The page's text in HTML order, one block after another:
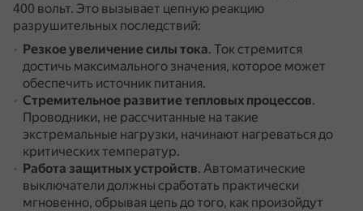
400 вольт. Это вызывает цепную реакцию
разрушительных последствий:
Резкое увеличение силы тока. Ток стремится
достичь максимального значения, которое может
обеспечить источник питания.
Стремительное развитие тепловых процессов.
Проводники, не рассчитанные на такие
экстремальные нагрузки, начинают нагреваться до
критических температур.
Работа защитных устройств. Автоматические
выключатели должны сработать практически
мгновенно, обрывая цепь до того, как произойдут